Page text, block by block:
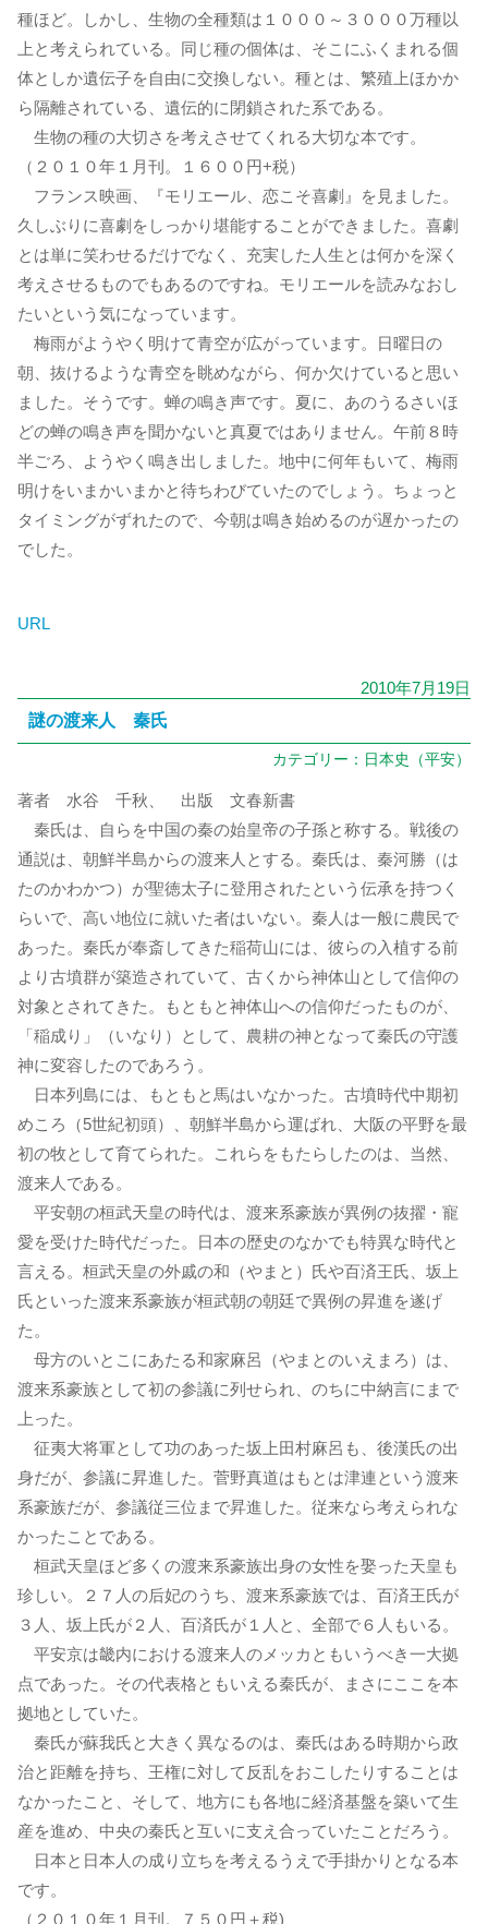
種ほど。しかし、生物の全種類は１０００～３０００万種以
上と考えられている。同じ種の個体は、そこにふくまれる個
体としか遺伝子を自由に交換しない。種とは、繁殖上ほかか
ら隔離されている、遺伝的に閉鎖された系である。
生物の種の大切さを考えさせてくれる大切な本です。
（２０１０年１月刊。１６００円+税）
フランス映画、『モリエール、恋こそ喜劇』を見ました。
久しぶりに喜劇をしっかり堪能することができました。喜劇
とは単に笑わせるだけでなく、充実した人生とは何かを深く
考えさせるものでもあるのですね。モリエールを読みなおし
たいという気になっています。
梅雨がようやく明けて青空が広がっています。日曜日の
朝、抜けるような青空を眺めながら、何か欠けていると思い
ました。そうです。蝉の鳴き声です。夏に、あのうるさいほ
どの蝉の鳴き声を聞かないと真夏ではありません。午前８時
半ごろ、ようやく鳴き出しました。地中に何年もいて、梅雨
明けをいまかいまかと待ちわびていたのでしょう。ちょっと
タイミングがずれたので、今朝は鳴き始めるのが遅かったの
でした。
URL
2010年7月19日
謎の渡来人 秦氏
カテゴリー： 日本史（平安）
著者 水谷 千秋、 出版 文春新書
秦氏は、自らを中国の秦の始皇帝の子孫と称する。戦後の
通説は、朝鮮半島からの渡来人とする。秦氏は、秦河勝（は
たのかわかつ）が聖徳太子に登用されたという伝承を持つく
らいで、高い地位に就いた者はいない。秦人は一般に農民で
あった。秦氏が奉斎してきた稲荷山には、彼らの入植する前
より古墳群が築造されていて、古くから神体山として信仰の
対象とされてきた。もともと神体山への信仰だったものが、
「稲成り」（いなり）として、農耕の神となって秦氏の守護
神に変容したのであろう。
日本列島には、もともと馬はいなかった。古墳時代中期初
めころ（5世紀初頭）、朝鮮半島から運ばれ、大阪の平野を最
初の牧として育てられた。これらをもたらしたのは、当然、
渡来人である。
平安朝の桓武天皇の時代は、渡来系豪族が異例の抜擢・寵
愛を受けた時代だった。日本の歴史のなかでも特異な時代と
言える。桓武天皇の外戚の和（やまと）氏や百済王氏、坂上
氏といった渡来系豪族が桓武朝の朝廷で異例の昇進を遂げ
た。
母方のいとこにあたる和家麻呂（やまとのいえまろ）は、
渡来系豪族として初の参議に列せられ、のちに中納言にまで
上った。
征夷大将軍として功のあった坂上田村麻呂も、後漢氏の出
身だが、参議に昇進した。菅野真道はもとは津連という渡来
系豪族だが、参議従三位まで昇進した。従来なら考えられな
かったことである。
桓武天皇ほど多くの渡来系豪族出身の女性を娶った天皇も
珍しい。２７人の后妃のうち、渡来系豪族では、百済王氏が
３人、坂上氏が２人、百済氏が１人と、全部で６人もいる。
平安京は畿内における渡来人のメッカともいうべき一大拠
点であった。その代表格ともいえる秦氏が、まさにここを本
拠地としていた。
秦氏が蘇我氏と大きく異なるのは、秦氏はある時期から政
治と距離を持ち、王権に対して反乱をおこしたりすることは
なかったこと、そして、地方にも各地に経済基盤を築いて生
産を進め、中央の秦氏と互いに支え合っていたことだろう。
日本と日本人の成り立ちを考えるうえで手掛かりとなる本
です。
（２０１０年１月刊。７５０円＋税)